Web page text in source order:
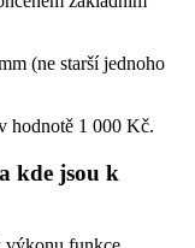
(ne starší jednoho
hodnotě 1 000 Kč.
kde jsou k